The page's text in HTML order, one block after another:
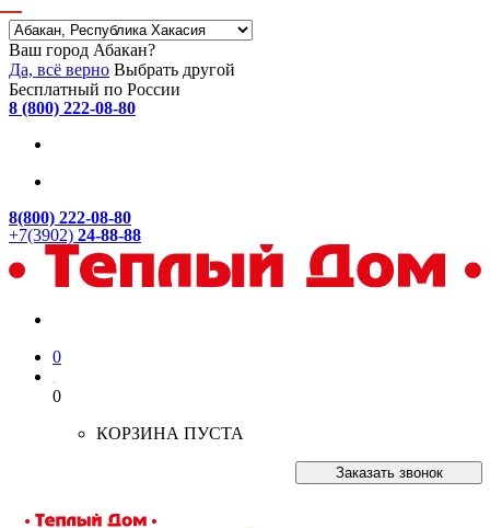
Ваш город Абакан?
Да, всё верно Выбрать другой
Бесплатный по России
8 (800) 222-08-80
8(800) 222-08-80
+7(3902) 24-88-88
0
0
КОРЗИНА ПУСТА
Заказать звонок